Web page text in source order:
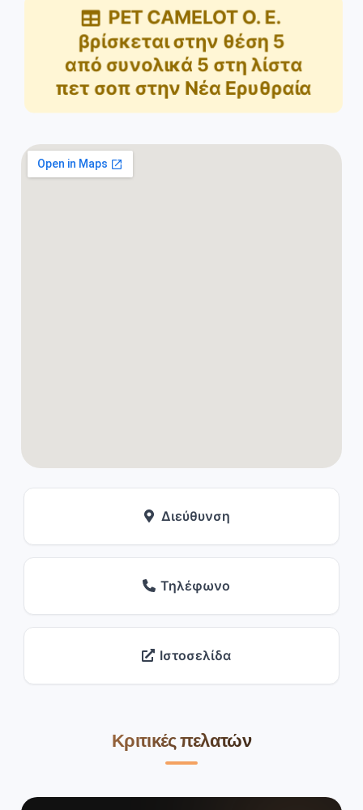
PET CAMELOT O. E.
βρίσκεται στην θέση 5
από συνολικά 5 στη λίστα
πετ σοπ στην Νέα Ερυθραία
Διεύθυνση
Τηλέφωνο
Ιστοσελίδα
Κριτικές πελατών